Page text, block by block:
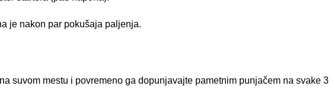
je nakon par pokušaja paljenja.
suvom mestu i povremeno ga dopunjavajte pametnim punjačem na svake 3